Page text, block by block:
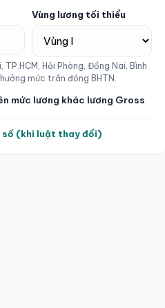
Vùng lương tối thiểu
TP.HCM, Hải Phòng, Đồng Nai, Bình
mức trần đóng BHTN.
mức lương khác lương Gross
số (khi luật thay đổi)